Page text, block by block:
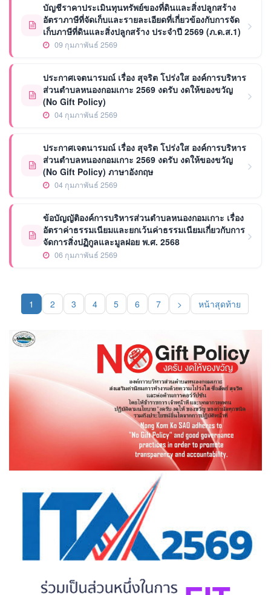
บัญชีราคาประเมินทุนทรัพย์ของที่ดินและสิ่งปลูกสร้าง
อัตราภาษีที่จัดเก็บและรายละเอียดที่เกี่ยวข้องกับการจัด
เก็บภาษีที่ดินและสิ่งปลูกสร้าง ประจำปี 2569 (ภ.ด.ส.1)
09 กุมภาพันธ์ 2569
ประกาศเจตนารมณ์ เรื่อง สุจริต โปร่งใส องค์การบริหาร
ส่วนตำบลหนองกอมเกาะ 2569 งดรับ งดให้ของขวัญ
(No Gift Policy)
04 กุมภาพันธ์ 2569
ประกาศเจตนารมณ์ เรื่อง สุจริต โปร่งใส องค์การบริหาร
ส่วนตำบลหนองกอมเกาะ 2569 งดรับ งดให้ของขวัญ
(No Gift Policy) ภาษาอังกฤษ
04 กุมภาพันธ์ 2569
ข้อบัญญัติองค์การบริหารส่วนตำบลหนองกอมเกาะ เรื่อง
อัตราค่าธรรมเนียมและยกเว้นค่าธรรมเนียมเกี่ยวกับการ
จัดการสิ่งปฏิกูลและมูลฝอย พ.ศ. 2568
06 กุมภาพันธ์ 2569
1 (current)
2 3 4 5 6 7 > หน้าสุดท้าย